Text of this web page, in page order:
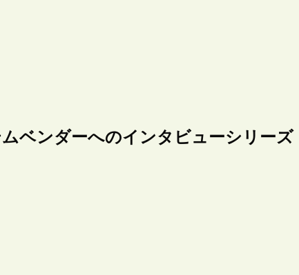
ベンダーへのインタビューシリーズ